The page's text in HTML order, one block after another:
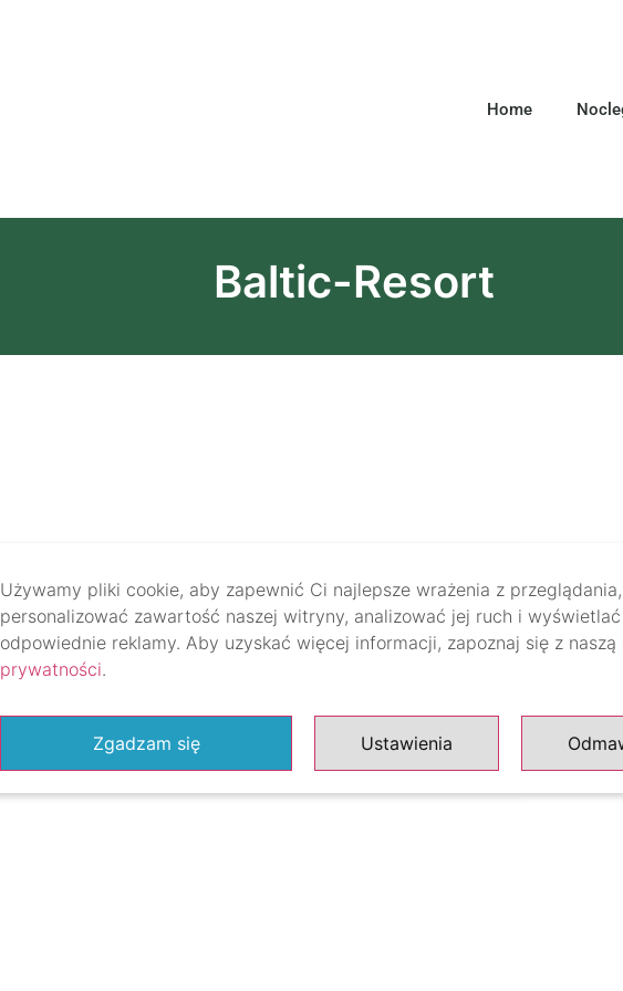
Home
Baltic-Resort
Używamy pliki cookie, aby zapewnić Ci najlepsze wrażenia z przeglądania,
personalizować zawartość naszej witryny, analizować jej ruch i wyświetlać
odpowiednie reklamy. Aby uzyskać więcej informacji, zapoznaj się z naszą
prywatności.
Zgadzam się Ustawienia